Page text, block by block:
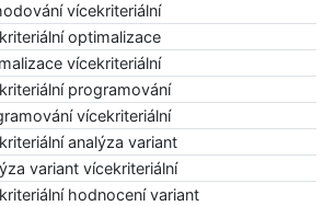
vícekriteriální
optimalizace
vícekriteriální
programování
vícekriteriální
analýza variant
variant vícekriteriální
hodnocení variant